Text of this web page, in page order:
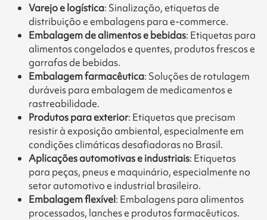
Varejo e logística: Sinalização, etiquetas de
distribuição e embalagens para e-commerce.
Embalagem de alimentos e bebidas: Etiquetas para
alimentos congelados e quentes, produtos frescos e
garrafas de bebidas.
Embalagem farmacêutica: Soluções de rotulagem
duráveis para embalagem de medicamentos e
rastreabilidade.
Produtos para exterior: Etiquetas que precisam
resistir à exposição ambiental, especialmente em
condições climáticas desafiadoras no Brasil.
Aplicações automotivas e industriais: Etiquetas
para peças, pneus e maquinário, especialmente no
setor automotivo e industrial brasileiro.
Embalagem flexível: Embalagens para alimentos
processados, lanches e produtos farmacêuticos.